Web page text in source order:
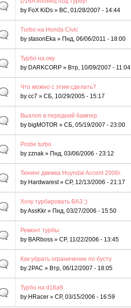
by FoX KiDs » ВС, 01/28/2007 - 14:44
Turbo на Honda Civic
by stasonEka » Пнд, 06/06/2011 - 18:00
Турбо на оку
by DARKCORP » Втр, 10/09/2007 - 11:04
Что можно с этим сделать?
by cc7 » СБ, 10/29/2005 - 15:17
Выхлоп в передний бампер.
by bigMOTOR » СБ, 05/19/2007 - 23:00
Probe turbo
by zznak » Пнд, 03/06/2006 - 23:12
Тюнинг движка Huyndai Accent 2006г.
by Hardwarest» СР, 12/13/2006 - 21:17
Хочу турбировать ВАЗ ;)
byAssKkr » Пнд, 03/27/2006 - 15:50
Ремонт турбы
by BARboss » СР, 11/22/2006 - 13:45
Как убрать ограничение по бусту
by 2PAC » Втр, 06/12/2007 - 18:05
Турбо на d16a9
by HRacer » СР, 03/15/2006 - 16:59